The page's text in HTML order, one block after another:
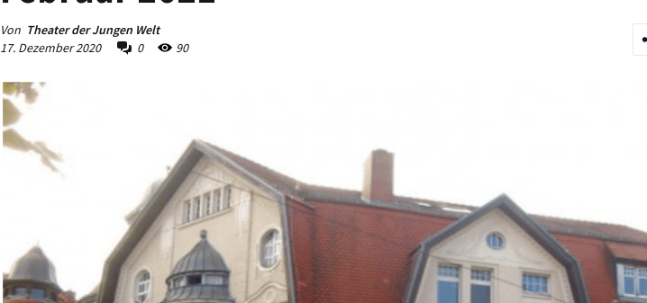
Von Theater der Jungen Welt
17. Dezember 2020
0 90